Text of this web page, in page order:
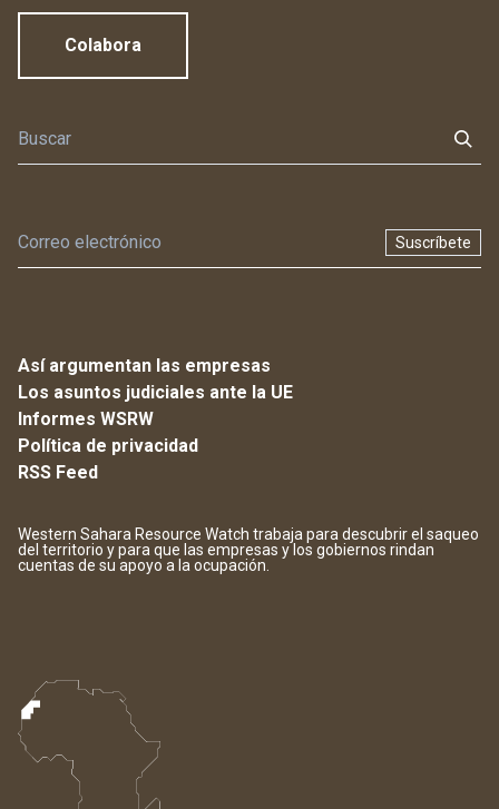
Colabora
Suscríbete
Así argumentan las empresas
Los asuntos judiciales ante la UE
Informes WSRW
Política de privacidad
RSS Feed
Western Sahara Resource Watch trabaja para descubrir el saqueo
del territorio y para que las empresas y los gobiernos rindan
cuentas de su apoyo a la ocupación.